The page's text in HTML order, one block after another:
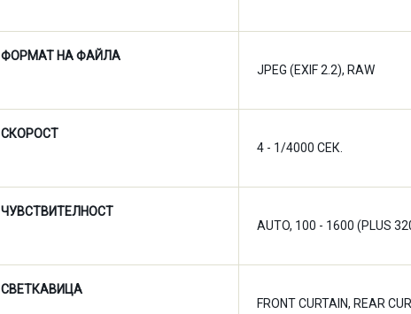
ФОРМАТ НА ФАЙЛА
JPEG (EXIF 2.2), RAW
СКОРОСТ
4 - 1/4000 СЕК.
ЧУВСТВИТЕЛНОСТ
AUTO, 100 - 1600 (PLUS
СВЕТКАВИЦА
FRONT CURTAIN, REAR